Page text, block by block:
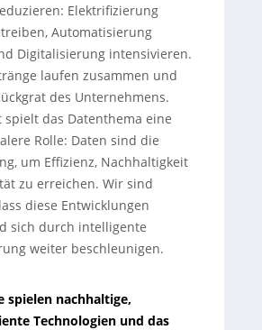
Elektrifizierung
Automatisierung
Digitalisierung intensivieren.
laufen zusammen und
des Unternehmens.
spielt das Datenthema eine
Rolle: Daten sind die
um Effizienz, Nachhaltigkeit
zu erreichen. Wir sind
diese Entwicklungen
sich durch intelligente
weiter beschleunigen.
spielen nachhaltige,
Technologien und das